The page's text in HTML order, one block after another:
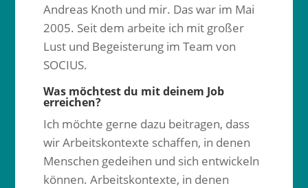
Andreas Knoth und mir. Das war im Mai
2005. Seit dem arbeite ich mit großer
Lust und Begeisterung im Team von
SOCIUS.
Was möchtest du mit deinem Job
erreichen?
Ich möchte gerne dazu beitragen, dass
wir Arbeitskontexte schaffen, in denen
Menschen gedeihen und sich entwickeln
können. Arbeitskontexte, in denen